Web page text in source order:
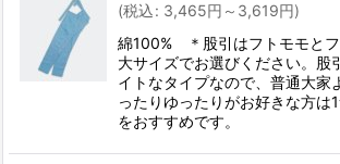
(税込: 3,465円 ～3,619円)
綿100% ＊股引はフトモモと
大サイズでお選びください。股
イトなタイプなので、普通大家
ったりゆったりがお好きな方は
をおすすめです。